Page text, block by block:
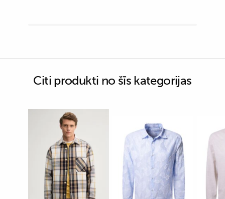
Citi produkti no šīs kategorijas